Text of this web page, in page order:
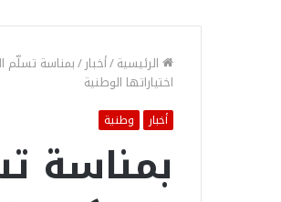
الرئيسية/أخبار/
اختياراتها الوطنية
أخبار وطنية
بمناسة